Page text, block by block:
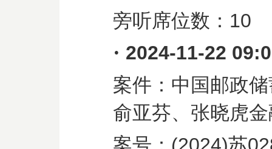
旁听席位数： 10
· 2024-11-22
案件：中国邮政
俞亚芬、张晓虎